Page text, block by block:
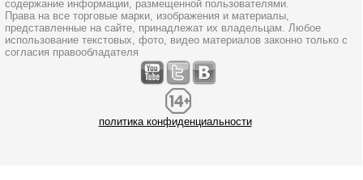
содержание информации, размещенной пользователями.
Права на все торговые марки, изображения и материалы,
представленные на сайте, принадлежат их владельцам. Любое
использование текстовых, фото, видео материалов законно только с
согласия правообладателя
политика конфиденциальности